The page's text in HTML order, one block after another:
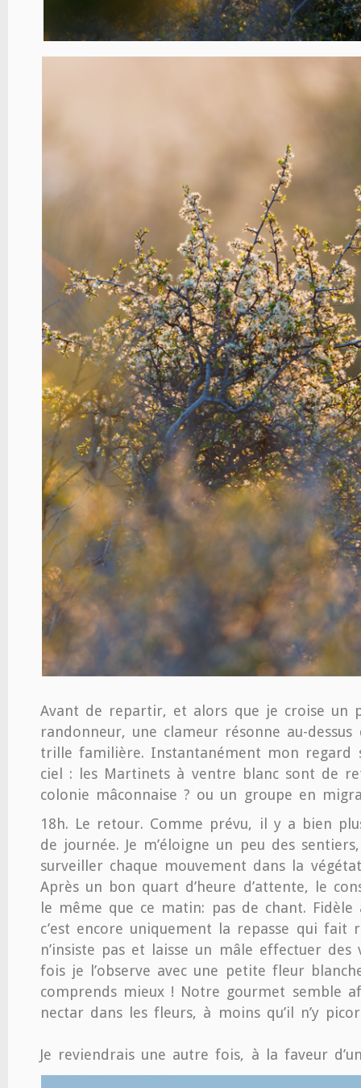
Avant de repartir, et alors que je croise un
randonneur, une clameur résonne au-
trille familière. Instantanément mon regard
ciel : les Martinets à ventre blanc sont de
colonie mâconnaise ? ou un groupe en
18h. Le retour. Comme prévu, il y a bien
de journée. Je m’éloigne un peu des
surveiller chaque mouvement dans la
Après un bon quart d’heure d’attente, le
le même que ce matin: pas de chant.
c’est encore uniquement la repasse qui fait
n’insiste pas et laisse un mâle effectuer
fois je l’observe avec une petite fleur
comprends mieux ! Notre gourmet semble
nectar dans les fleurs, à moins qu’il n’y
Je reviendrais une autre fois, à la faveur